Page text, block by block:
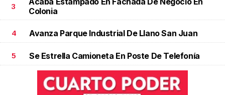
3
Colonia
4 Avanza Parque Industrial De Llano San Juan
5 Se Estrella Camioneta En Poste De Telefonía